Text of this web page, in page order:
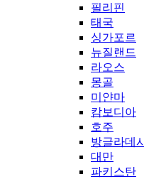
필리핀
태국
싱가포르
뉴질랜드
라오스
몽골
미얀마
캄보디아
호주
방글라데시
대만
파키스탄